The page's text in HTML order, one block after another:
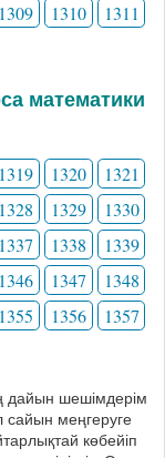
1309 1310
1311
математики
1319 1320
1321
1328 1329
1330
1337 1338
1339
1346 1347
1348
1355 1356
1357
дайын шешімдерім
меңгеруге
көбейіп